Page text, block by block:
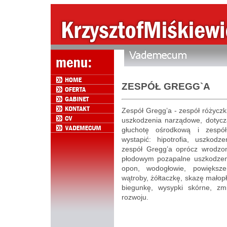
ZESPÓŁ GREGG`A
Zespół Gregg’a - zespół
uszkodzenia narządowe,
głuchotę ośrodkową i
wystapić: hipotrofia,
zespół Gregg’a oprócz
płodowym pozapalne
opon, wodogłowie,
wątroby, żółtaczkę, skazę
biegunkę, wysypki skórne,
rozwoju.